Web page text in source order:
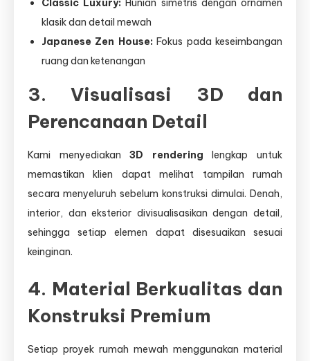
Classic Luxury: Hunian simetris dengan ornamen
klasik dan detail mewah
Japanese Zen House: Fokus pada keseimbangan
ruang dan ketenangan
3. Visualisasi 3D dan
Perencanaan Detail
Kami menyediakan3D rendering lengkap untuk
memastikan klien dapat melihat tampilan rumah
secara menyeluruh sebelum konstruksi dimulai. Denah,
interior, dan eksterior divisualisasikan dengan detail,
sehingga setiap elemen dapat disesuaikan sesuai
keinginan.
4. Material Berkualitas dan
Konstruksi Premium
Setiap proyek rumah mewah menggunakan material